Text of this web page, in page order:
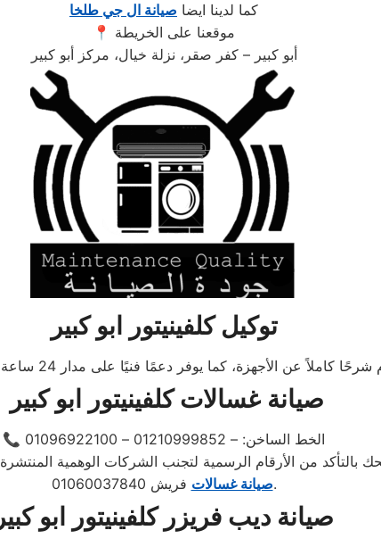
كما لدينا ايضا صيانة ال جي طلخا
📍 موقعنا على الخريطة
أبو كبير – كفر صقر، نزلة خيال، مركز أبو كبير
توكيل كلفينيتور ابو كبير
صيانة غسالات كلفينيتور ابو كبير
📞 الخط الساخن: – 01210999852 – 01096922100
صيانة غسالاتفريش 01060037840.
صيانة ديب فريزر كلفينيتور ابو كبير